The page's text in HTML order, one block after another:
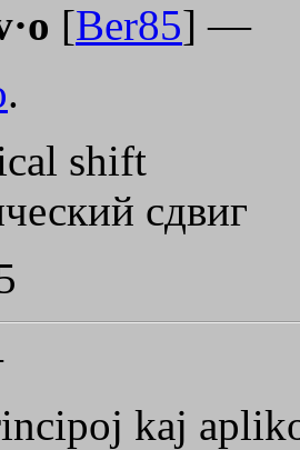
[Ber85] —
.
shift
сдвиг
kaj